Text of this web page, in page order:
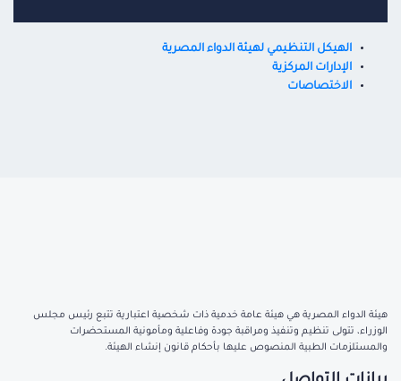
الهيكل التنظيمي لهيئة الدواء المصرية
الإدارات المركزية
الاختصاصات
هيئة الدواء المصرية هي هيئة عامة خدمية ذات شخصية اعتبارية تتبع رئيس مجلس
الوزراء، تتولى تنظيم وتنفيذ ومراقبة جودة وفاعلية ومأمونية المستحضرات
والمستلزمات الطبية المنصوص عليها بأحكام قانون إنشاء الهيئة.